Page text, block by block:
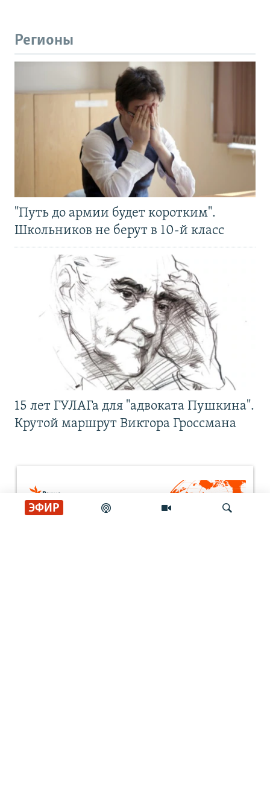
ЭФИР
Регионы
"Путь до армии будет коротким".
Школьников не берут в 10-й класс
15 лет ГУЛАГа для "адвоката Пушкина".
Крутой маршрут Виктора Гроссмана